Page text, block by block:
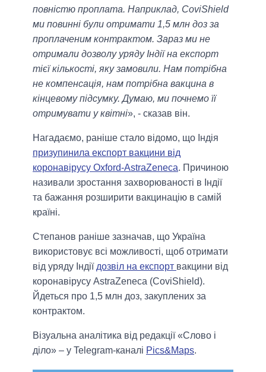
повністю проплата. Наприклад, CoviShield
ми повинні були отримати 1,5 млн доз за
проплаченим контрактом. Зараз ми не
отримали дозволу уряду Індії на експорт
тієї кількості, яку замовили. Нам потрібна
не компенсація, нам потрібна вакцина в
кінцевому підсумку. Думаю, ми почнемо її
отримувати у квітні», - сказав він.
Нагадаємо, раніше стало відомо, що Індія
призупинила експорт вакцини від
коронавірусу Oxford-AstraZeneca. Причиною
називали зростання захворюваності в Індії
та бажання розширити вакцинацію в самій
країні.
Степанов раніше зазначав, що Україна
використовує всі можливості, щоб отримати
від уряду Індії дозвіл на експорт вакцини від
коронавірусу AstraZeneca (CoviShield).
Йдеться про 1,5 млн доз, закуплених за
контрактом.
Візуальна аналітика від редакції «Слово і
діло» – у Telegram-каналі Pics&Maps.